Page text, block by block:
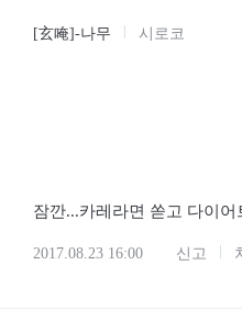
[玄唵]-나무 시로코
잠깐...카레라면 쏟고 다이
2017.08.23 16:00 신고